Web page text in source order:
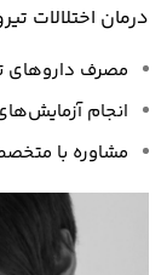
درمان اختلالات
مصرف داروهای
انجام
مشاوره با